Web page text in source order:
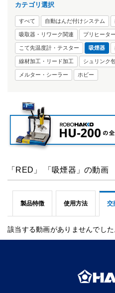
カテゴリ選択
すべて 自動はんだ付けシステム
吸取器・リワーク関連 プリヒーター
こて先温度計・テスター 吸煙器
線材加工・リード加工 シュリンク
メルター・シーラー ホビー
「RED」 「吸煙器」の動画
製品特徴 使用方法 交
該当する動画がありませんでした